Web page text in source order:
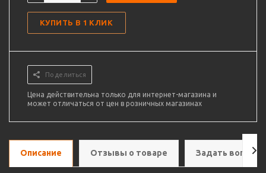
КУПИТЬ В 1 КЛИК
Поделиться
Цена действительна только для интернет-магазина и
может отличаться от цен в розничных магазинах
Описание Отзывы о товаре Задать вопрос